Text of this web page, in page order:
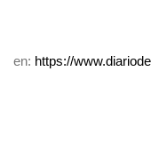
en: https://